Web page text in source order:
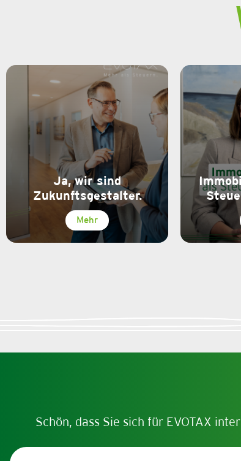
Ja, wir sind
Zukunftsgestalter.
Mehr
Schön, dass Sie sich für EVOTAX